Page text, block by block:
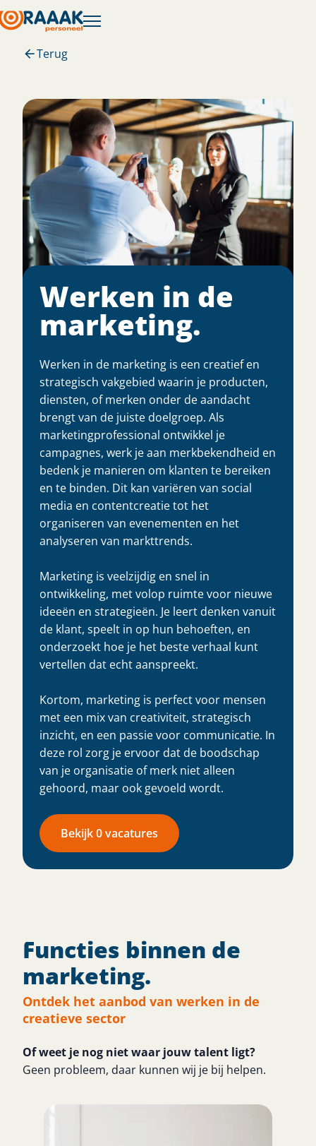
Terug
Werken in de
marketing.
Werken in de marketing is een creatief en
strategisch vakgebied waarin je producten,
diensten, of merken onder de aandacht
brengt van de juiste doelgroep. Als
marketingprofessional ontwikkel je
campagnes, werk je aan merkbekendheid en
bedenk je manieren om klanten te bereiken
en te binden. Dit kan variëren van social
media en contentcreatie tot het
organiseren van evenementen en het
analyseren van markttrends.
Marketing is veelzijdig en snel in
ontwikkeling, met volop ruimte voor nieuwe
ideeën en strategieën. Je leert denken vanuit
de klant, speelt in op hun behoeften, en
onderzoekt hoe je het beste verhaal kunt
vertellen dat echt aanspreekt.
Kortom, marketing is perfect voor mensen
met een mix van creativiteit, strategisch
inzicht, en een passie voor communicatie. In
deze rol zorg je ervoor dat de boodschap
van je organisatie of merk niet alleen
gehoord, maar ook gevoeld wordt.
Bekijk 0 vacatures
Functies binnen de
marketing.
Ontdek het aanbod van werken in de
creatieve sector
Of weet je nog niet waar jouw talent ligt?​
Geen probleem, daar kunnen wij je bij helpen.